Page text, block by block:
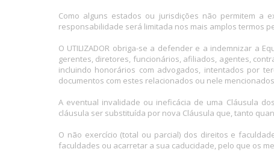
Como alguns estados ou jurisdições não permitem a
responsabilidade será limitada nos mais amplos termos
O UTILIZADOR obriga-se a defender e a indemnizar a
gerentes, diretores, funcionários, afiliados, agentes,
incluindo honorários com advogados, intentados por
documentos com estes relacionados ou nele
A eventual invalidade ou ineficácia de uma Cláusula
cláusula ser substituída por nova Cláusula que, tanto
O não exercício (total ou parcial) dos direitos e
faculdades ou acarretar a sua caducidade, pelo que os